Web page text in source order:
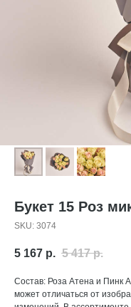
Букет 15 Роз
SKU: 3074
5 167 р. 5 417 р.
Состав: Роза Атена и Пинк
может отличаться от